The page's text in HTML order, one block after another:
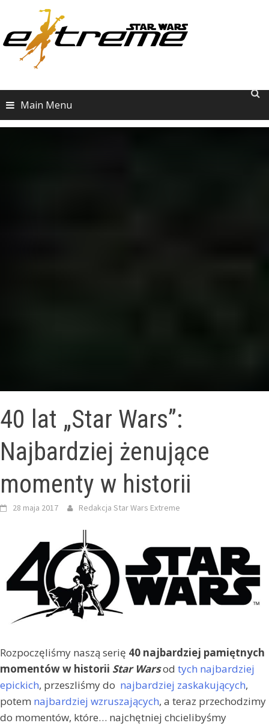
content
Main Menu
40 lat „Star Wars”:
Najbardziej żenujące
momenty w historii
28 maja 2017 Redakcja Star Wars Extreme
Rozpoczęliśmy naszą serię 40 najbardziej pamiętnych
momentów w historii Star Warsod tych najbardziej
epickich, przeszliśmy do najbardziej zaskakujących,
potem najbardziej wzruszających, a teraz przechodzimy
do momentów, które… najchętniej chcielibyśmy